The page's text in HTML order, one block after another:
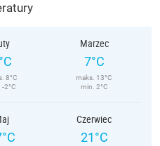
8°C
2°C
Marzec
7°C
maks. 13°C
min. 2°C
Czerwiec
21°C